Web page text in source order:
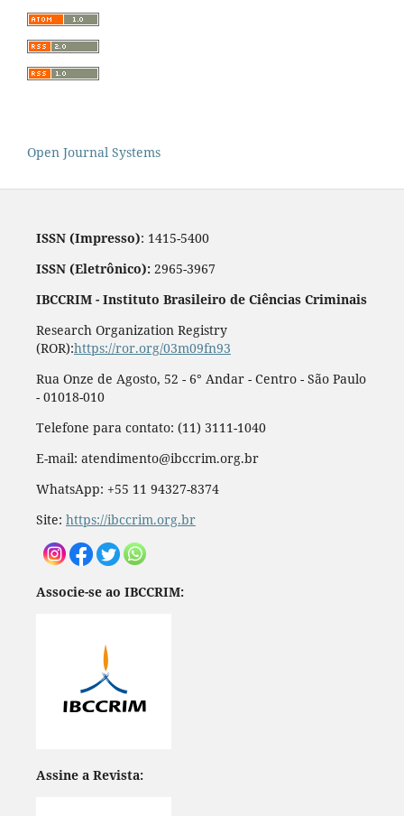
Open Journal Systems
ISSN (Impresso): 1415-5400
ISSN (Eletrônico): 2965-3967
IBCCRIM - Instituto Brasileiro de Ciências Criminais
Research Organization Registry
(ROR):https://ror.org/03m09fn93
Rua Onze de Agosto, 52 - 6° Andar - Centro - São Paulo
- 01018-010
Telefone para contato: (11) 3111-1040
E-mail: atendimento@ibccrim.org.br
WhatsApp: +55 11 94327-8374
Site: https://ibccrim.org.br
Associe-se ao IBCCRIM:
Assine a Revista: